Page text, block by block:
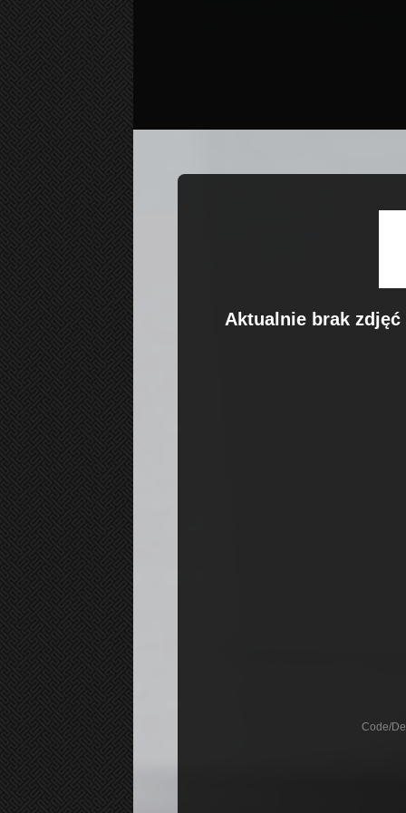
Aktualnie brak
Code/